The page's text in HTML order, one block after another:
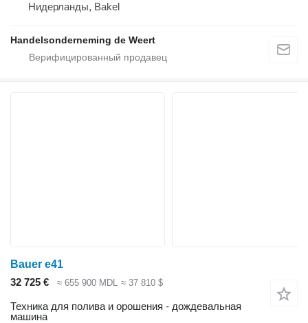
Нидерланды, Bakel
Handelsonderneming de Weert
Bauer e41
32 725 €
≈ 655 900 MDL ≈ 37 810 $
Техника для полива и орошения - дождевальная
машина